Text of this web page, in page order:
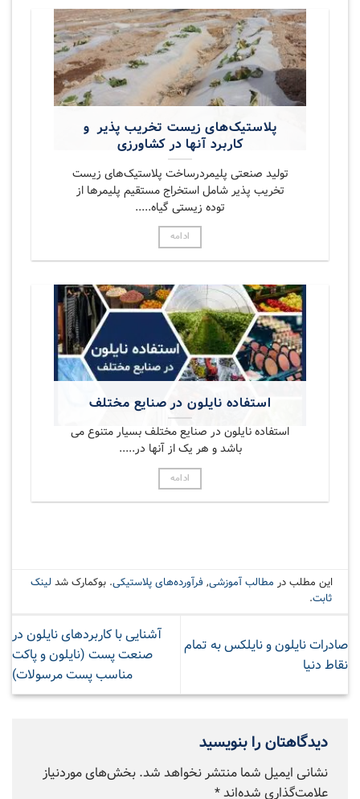
پلاستیک‌های زیست تخریب پذیر‎ ‎‏ و
کاربرد آنها در کشاورزی‏
تولید صنعتی پلیمردرساخت پلاستیک‌های زیست
تخریب پذیر شامل استخراج مستقیم پلیمرها از
توده زیستی گیاه.....
ادامه
استفاده نایلون در صنایع مختلف
استفاده نایلون در صنایع مختلف بسیار متنوع می
باشد و هر یک از آنها در.....
ادامه
این مطلب در مطالب آموزشی, فرآورده‌های پلاستیکی. بوکمارک شد لینک
ثابت.
صادرات نایلون و نایلکس به تمام
نقاط دنیا
آشنایی با کاربردهای نایلون در
صنعت پست (نایلون و پاکت
مناسب پست مرسولات)
دیدگاهتان را بنویسید
نشانی ایمیل شما منتشر نخواهد شد. بخش‌های موردنیاز
علامت‌گذاری شده‌اند*